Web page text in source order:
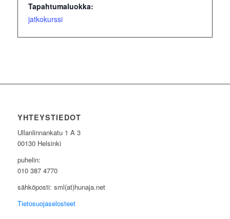
Tapahtumaluokka:
jatkokurssi
YHTEYSTIEDOT
Ullanlinnankatu 1 A 3
00130 Helsinki
puhelin:
010 387 4770
sähköposti: sml(at)hunaja.net
Tietosuojaselosteet